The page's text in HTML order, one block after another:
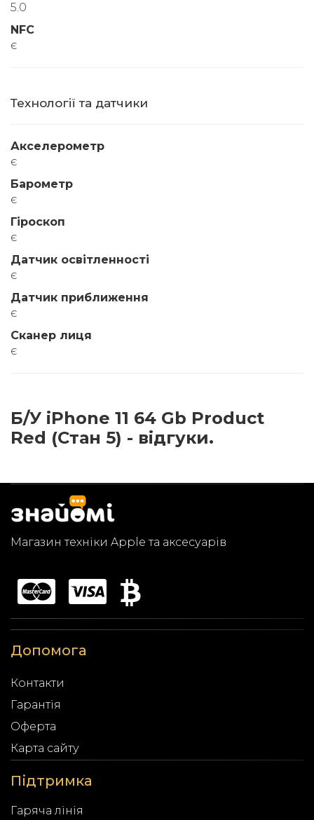
5.0
NFC
є
Технології та датчики
Акселерометр
є
Барометр
є
Гіроскоп
є
Датчик освітленності
є
Датчик приближення
є
Сканер лиця
є
Б/У iPhone 11 64 Gb Product
Red (Стан 5) - відгуки.
Магазин техніки Apple та аксесуарів
Допомога
Контакти
Гарантія
Оферта
Карта сайту
Підтримка
Гаряча лінія